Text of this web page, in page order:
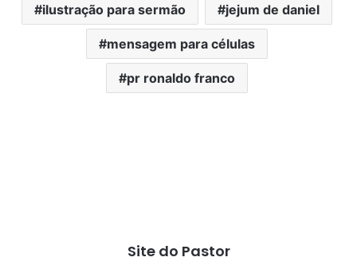
ilustração para sermão jejum de daniel
mensagem para células
pr ronaldo franco
Site do Pastor